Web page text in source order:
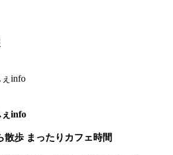
info
info
散歩 まったりカフェ時間